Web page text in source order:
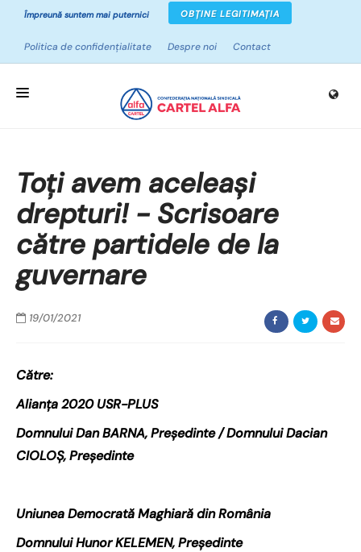
Împreună suntem mai puternici OBȚINE LEGITIMAȚIA
Politica de confidențialitate Despre noi Contact
DESPRE SINDICATE
CAMPANII
PROIECTE
NOUTĂȚI
RESURSE
Toți avem aceleași
drepturi! - Scrisoare
către partidele de la
guvernare
19/01/2021
Către:
Alianța 2020 USR-PLUS
Domnului Dan BARNA, Președinte /Domnului Dacian
CIOLOȘ, Președinte
Uniunea Democrată Maghiară din România
Domnului Hunor KELEMEN, Președinte